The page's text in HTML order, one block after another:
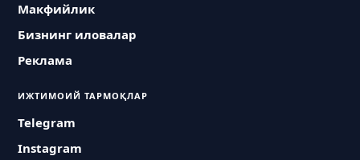
Макфийлик
Бизнинг иловалар
Реклама
ИЖТИМОИЙ ТАРМОҚЛАР
Telegram
Instagram